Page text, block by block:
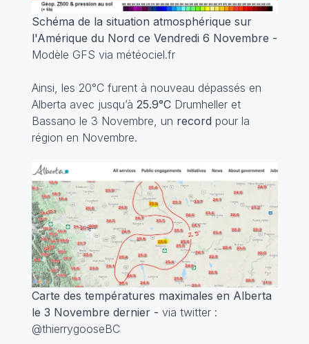
Schéma de la situation atmosphérique sur
l'Amérique du Nord ce Vendredi 6 Novembre -
Modèle GFS via météociel.fr
Ainsi, les 20°C furent à nouveau dépassés en
Alberta avec jusqu’à 25.9°CDrumheller et
Bassano le 3 Novembre, un record pour la
région en Novembre.
Carte des températures maximales en Alberta
le 3 Novembre dernier - via twitter :
@thierrygooseBC